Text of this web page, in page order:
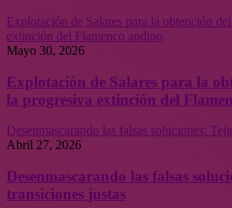
Explotación de Salares para la obtención
extinción del Flamenco andino
Mayo 30, 2026
Explotación de Salares para la
la progresiva extinción del
Desenmascarando las falsas soluciones:
Abril 27, 2026
Desenmascarando las falsas
transiciones justas